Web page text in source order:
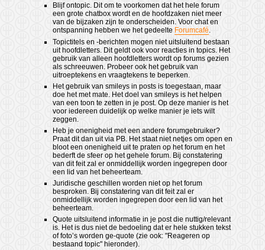
Blijf ontopic. Dit om te voorkomen dat het hele forum
een grote chatbox wordt en de hoofdzaken niet meer
van de bijzaken zijn te onderscheiden. Voor chat en
ontspanning hebben we het gedeelte Forumcafé
Topictitels en -berichten mogen niet uitsluitend bestaan
uit hoofdletters. Dit geldt ook voor reacties in topics. Het
gebruik van alleen hoofdletters wordt op forums gezien
als schreeuwen. Probeer ook het gebruik van
uitroeptekens en vraagtekens te beperken.
Het gebruik van smileys in posts is toegestaan, maar
doe het met mate. Het doel van smileys is het helpen
van een toon te zetten in je post. Op deze manier is het
voor iedereen duidelijk op welke manier je iets wilt
zeggen.
Heb je onenigheid met een andere forumgebruiker?
Praat dit dan uit via PB. Het staat niet netjes om open en
bloot een onenigheid uit te praten op het forum en het
bederft de sfeer op het gehele forum. Bij constatering
van dit feit zal er onmiddellijk worden ingegrepen door
een lid van het beheerteam.
Juridische geschillen worden niet op het forum
besproken. Bij constatering van dit feit zal er
onmiddellijk worden ingegrepen door een lid van het
beheerteam.
Quote uitsluitend informatie in je post die nuttig/relevant
is. Het is dus niet de bedoeling dat er hele stukken tekst
of foto’s worden ge-quote (zie ook: "Reageren op
bestaand topic" hieronder).